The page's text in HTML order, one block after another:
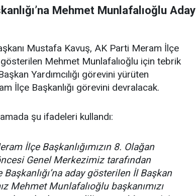
Mehmet Munlafalıoğlu Aday
Mustafa Kavuş, AK Parti Meram İlçe
gösterilen Mehmet Munlafalıoğlu için tebrik
Yardımcılığı görevini yürüten
İlçe Başkanlığı görevini devralacak.
şu ifadeleri kullandı:
İlçe Başkanlığımızın 8. Olağan
Genel Merkezimiz tarafından
aday gösterilen İl Başkan
Mehmet Munlafalıoğlu başkanımızı